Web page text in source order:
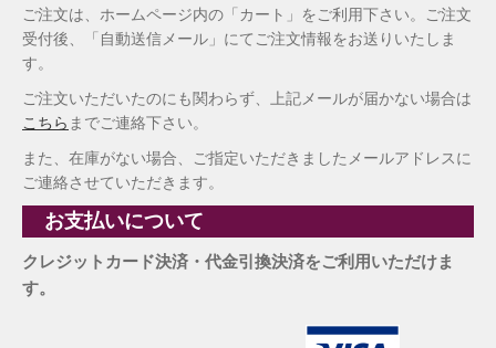
ご注文は、ホームページ内の「カート」をご利用下さい。ご注文
受付後、「自動送信メール」にてご注文情報をお送りいたしま
す。
ご注文いただいたのにも関わらず、上記メールが届かない場合は
こちら までご連絡下さい。
また、在庫がない場合、ご指定いただきましたメールアドレスに
ご連絡させていただきます。
お支払いについて
クレジットカード決済・代金引換決済をご利用いただけま
す。